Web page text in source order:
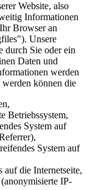
Website, also
Informationen
Browser an
Unsere
durch Sie oder ein
Daten und
werden
werden können die
Betriebssystem,
System auf
System auf
die Internetseite,
IP-